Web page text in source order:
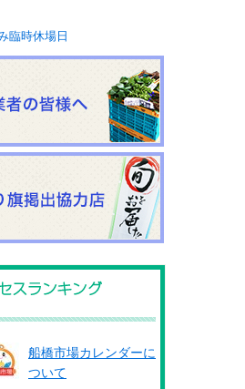
臨時休場日
船橋市場カレンダーに
ついて